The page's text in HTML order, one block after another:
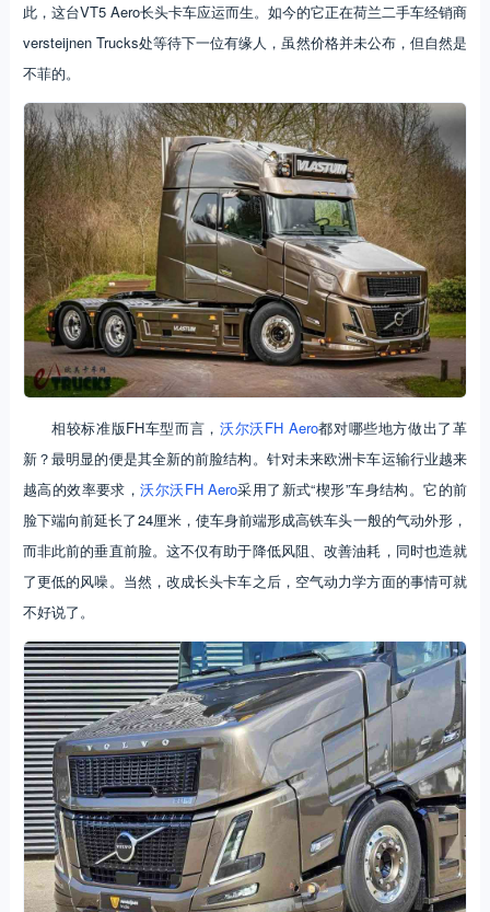
此，这台VT5 Aero长头卡车应运而生。如今的它正在荷兰二手车经销商
versteijnen Trucks处等待下一位有缘人，虽然价格并未公布，但自然是
不菲的。
相较标准版FH车型而言，沃尔沃FH Aero都对哪些地方做出了革
新？最明显的便是其全新的前脸结构。针对未来欧洲卡车运输行业越来
越高的效率要求，沃尔沃FH Aero采用了新式“楔形”车身结构。它的前
脸下端向前延长了24厘米，使车身前端形成高铁车头一般的气动外形，
而非此前的垂直前脸。这不仅有助于降低风阻、改善油耗，同时也造就
了更低的风噪。当然，改成长头卡车之后，空气动力学方面的事情可就
不好说了。